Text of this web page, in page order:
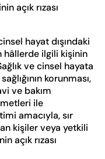
açık rızası
hayat dışındaki
hâllerde ilgili kişinin
ve cinsel hayata
korunması,
ve bakım
ile
amacıyla, sır
kişiler veya yetkili
açık rızası